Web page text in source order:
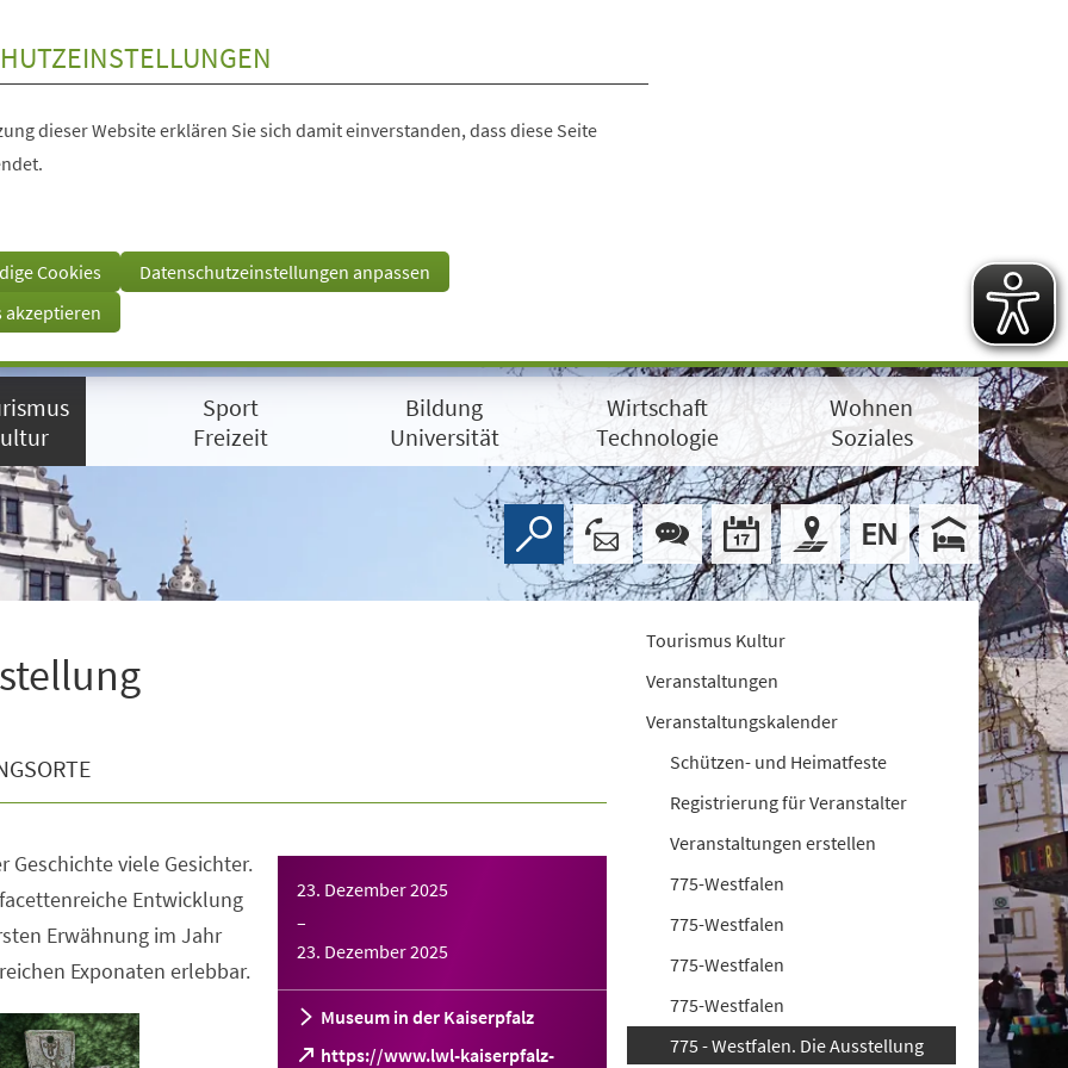
dieser Website erklären Sie sich damit einverstanden, dass diese Seite
Cookies
Datenschutzeinstellungen anpassen
akzeptieren
Sport
Freizeit
Bildung
Universität
Wirtschaft
Technologie
Wohnen
Soziales
23. Dezember 2025
–
23. Dezember 2025
Museum in der Kaiserpfalz
https://www.lwl-kaiserpfalz-
Geschichte viele Gesichter.
Entwicklung
Erwähnung im Jahr
Exponaten erlebbar.
Tourismus Kultur
Veranstaltungen
Veranstaltungskalender
Schützen- und Heimatfeste
Registrierung für Veranstalter
Veranstaltungen erstellen
775-Westfalen
775-Westfalen
775-Westfalen
775-Westfalen
775 - Westfalen. Die Ausstellung